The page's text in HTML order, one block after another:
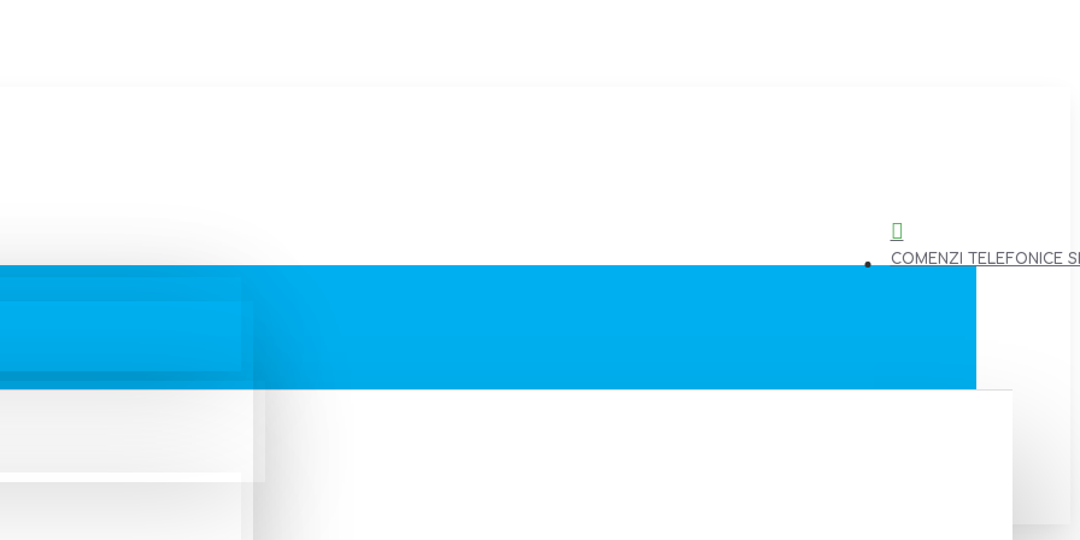
COMENZI TELEFONICE